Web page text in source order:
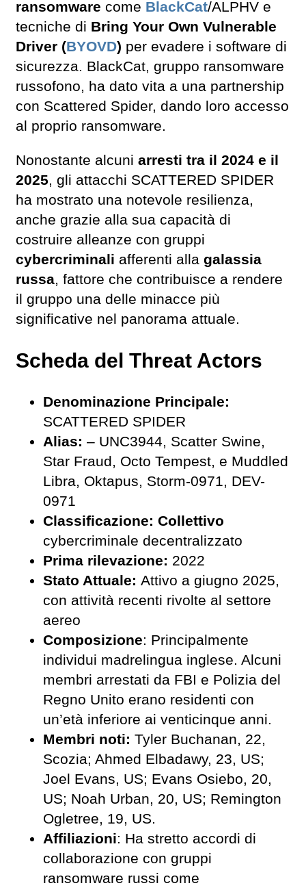
ransomware come BlackCat/ALPHV e
tecniche di Bring Your Own Vulnerable
Driver (BYOVD) per evadere i software di
sicurezza. BlackCat, gruppo ransomware
russofono, ha dato vita a una partnership
con Scattered Spider, dando loro accesso
al proprio ransomware.
Nonostante alcuni arresti tra il 2024 e il
2025, gli attacchi SCATTERED SPIDER
ha mostrato una notevole resilienza,
anche grazie alla sua capacità di
costruire alleanze con gruppi
cybercriminali afferenti alla galassia
russa, fattore che contribuisce a rendere
il gruppo una delle minacce più
significative nel panorama attuale.
Scheda del Threat Actors
Denominazione Principale:
SCATTERED SPIDER
Alias: – UNC3944, Scatter Swine,
Star Fraud, Octo Tempest, e Muddled
Libra, Oktapus, Storm-0971, DEV-
0971
Classificazione: Collettivo
cybercriminale decentralizzato
Prima rilevazione: 2022
Stato Attuale: Attivo a giugno 2025,
con attività recenti rivolte al settore
aereo
Composizione: Principalmente
individui madrelingua inglese. Alcuni
membri arrestati da FBI e Polizia del
Regno Unito erano residenti con
un’età inferiore ai venticinque anni.
Membri noti: Tyler Buchanan, 22,
Scozia; Ahmed Elbadawy, 23, US;
Joel Evans, US; Evans Osiebo, 20,
US; Noah Urban, 20, US; Remington
Ogletree, 19, US.
Affiliazioni: Ha stretto accordi di
collaborazione con gruppi
ransomware russi come